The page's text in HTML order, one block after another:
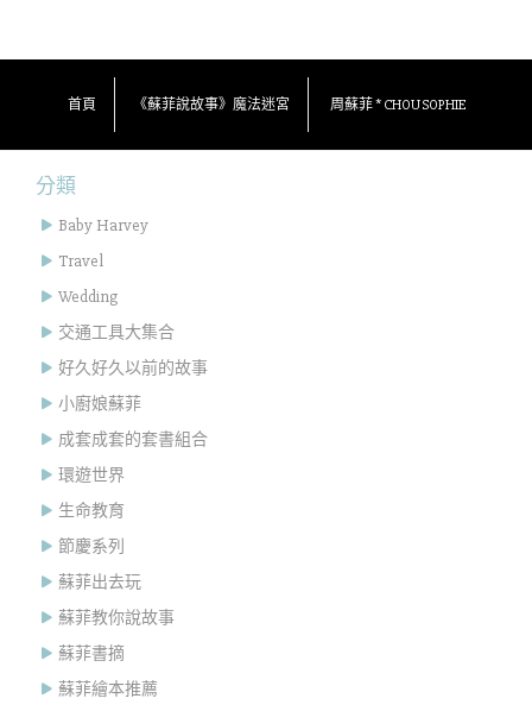
首頁 《蘇菲說故事》魔法迷宮 周蘇菲 * CHOU SOPHIE
分類
Baby Harvey
Travel
Wedding
交通工具大集合
好久好久以前的故事
小廚娘蘇菲
成套成套的套書組合
環遊世界
生命教育
節慶系列
蘇菲出去玩
蘇菲教你說故事
蘇菲書摘
蘇菲繪本推薦